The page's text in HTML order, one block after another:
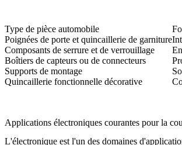
Type de pièce automobile
Poignées de porte et quincaillerie de garniture
Composants de serrure et de verrouillage
Boîtiers de capteurs ou de connecteurs
Supports de montage
Quincaillerie fonctionnelle décorative
Applications électroniques courantes pour la
L'électronique est l'un des domaines